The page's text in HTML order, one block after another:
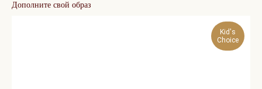
Дополните свой образ
Kid's
Choice